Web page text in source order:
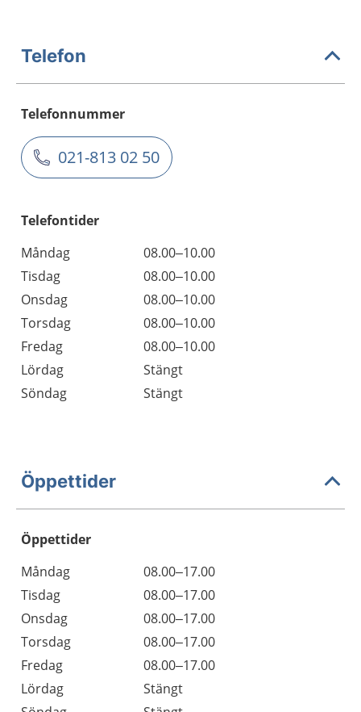
Telefon
Telefonnummer
021-813 02 50
Telefontider
Måndag
08.00–10.00
Tisdag
08.00–10.00
Onsdag
08.00–10.00
Torsdag
08.00–10.00
Fredag
08.00–10.00
Lördag
Stängt
Söndag
Stängt
Öppettider
Öppettider
Dag
Öppettider
Kommentarer
Måndag
08.00–17.00
Tisdag
08.00–17.00
Onsdag
08.00–17.00
Torsdag
08.00–17.00
Fredag
08.00–17.00
Lördag
Stängt